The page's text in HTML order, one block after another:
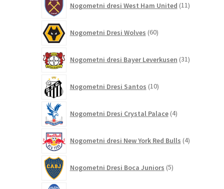
Nogometni dresi West Ham United 11izdelkov
Nogometni Dresi Wolves 60izdelkov
Nogometni dresi Bayer Leverkusen 31izdelkov
Nogometni Dresi Santos 10izdelkov
Nogometni Dresi Crystal Palace 4izdelki
Nogometni dresi New York Red Bulls 4izdelki
Nogometni Dresi Boca Juniors 5izdelkov